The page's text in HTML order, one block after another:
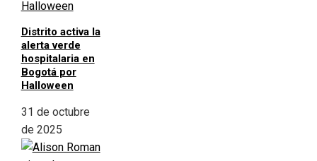
Distrito activa la
alerta verde
hospitalaria en
Bogotá por
Halloween
31 de octubre
de 2025